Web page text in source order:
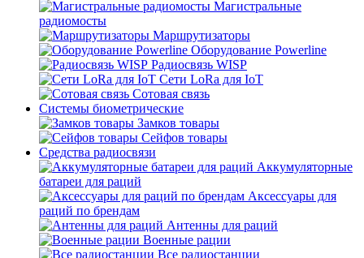
Магистральные
радиомосты
Маршрутизаторы
Оборудование Powerline
Радиосвязь WISP
Сети LoRa для IoT
Сотовая связь
Системы биометрические
Замков товары
Сейфов товары
Средства радиосвязи
Аккумуляторные
батареи для раций
Аксессуары для
раций по брендам
Антенны для раций
Военные рации
Все радиостанции